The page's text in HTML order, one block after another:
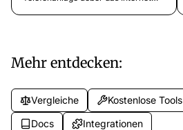
Mehr entdecken:
Vergleiche Kostenlose Tools
Docs
Integrationen